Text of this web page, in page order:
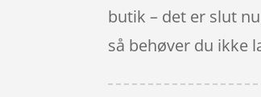
butik – det er slut
så behøver du ikke